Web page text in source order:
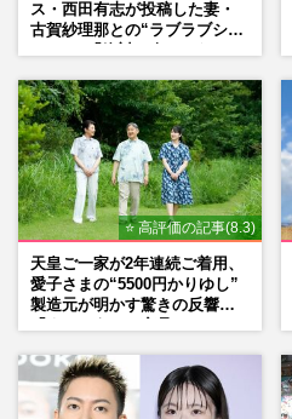
ス・西田有志が投稿した妻・
古賀紗理那との“ラブラブショ
判殺到の理由
⭐ 高評価の記事(8.3)
天皇ご一家が2年連続ご着用、
愛子さまの“5500円かりゆし”
製造元が明かす驚きの反響